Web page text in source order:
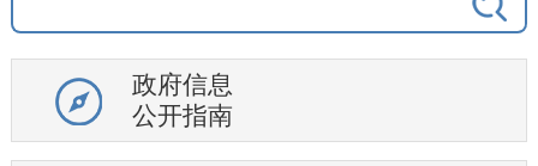
政府信息
公开指南
社会救助
应急管理
公共文化体育